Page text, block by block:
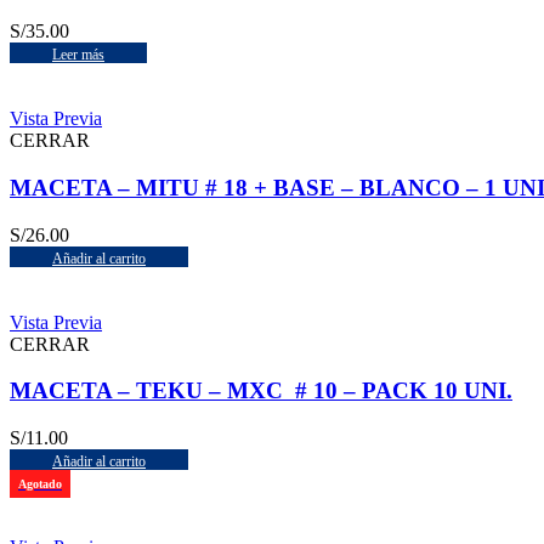
S/35.00
Leer más
Vista Previa
CERRAR
MACETA – MITU # 18 + BASE – BLANCO – 1
S/26.00
Añadir al carrito
Vista Previa
CERRAR
MACETA – TEKU – MXC # 10 – PACK 10 UNI.
S/11.00
Añadir al carrito
Agotado